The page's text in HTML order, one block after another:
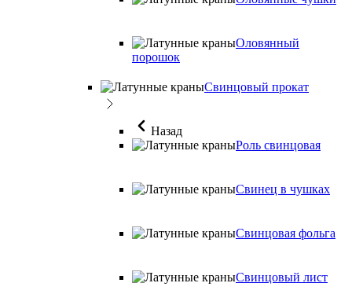
Оловянный
порошок
Свинцовый прокат
Назад
Роль свинцовая
Свинец в чушках
Свинцовая фольга
Свинцовый лист